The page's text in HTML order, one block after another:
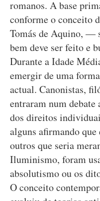
romanos. A base
conforme o conceito
Tomás de Aquino,
bem deve ser feito e
Durante a Idade
emergir de uma
actual. Canonistas,
entraram num debate
dos direitos
alguns afirmando
outros que seria
Iluminismo, foram
absolutismo ou os
O conceito